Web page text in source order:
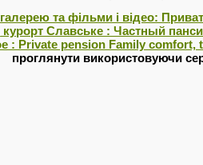
та фільми і відео:
курорт Славське : Частный
: Private pension Family comfort,
проглянути використовуючи